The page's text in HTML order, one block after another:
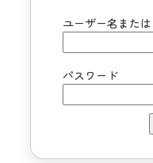
ユーザー名また
パスワード